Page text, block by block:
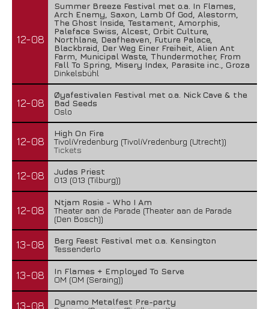
12-08
Summer Breeze Festival met o.a. In Flames,
Arch Enemy, Saxon, Lamb Of God, Alestorm,
The Ghost Inside, Testament, Amorphis,
Paleface Swiss, Alcest, Orbit Culture,
Northlane, Deafheaven, Future Palace,
Blackbraid, Der Weg Einer Freiheit, Alien Ant
Farm, Municipal Waste, Thundermother, From
Fall To Spring, Misery Index, Parasite inc., Groza
Dinkelsbühl
12-08
Øyafestivalen Festival met o.a. Nick Cave & the
Bad Seeds
Oslo
12-08
High On Fire
TivoliVredenburg (TivoliVredenburg (Utrecht))
Tickets
12-08
Judas Priest
013 (013 (Tilburg))
12-08
Ntjam Rosie - Who I Am
Theater aan de Parade (Theater aan de Parade
(Den Bosch))
13-08
Berg Feest Festival met o.a. Kensington
Tessenderlo
13-08
In Flames + Employed To Serve
OM (OM (Seraing))
13-08
Dynamo Metalfest Pre-party